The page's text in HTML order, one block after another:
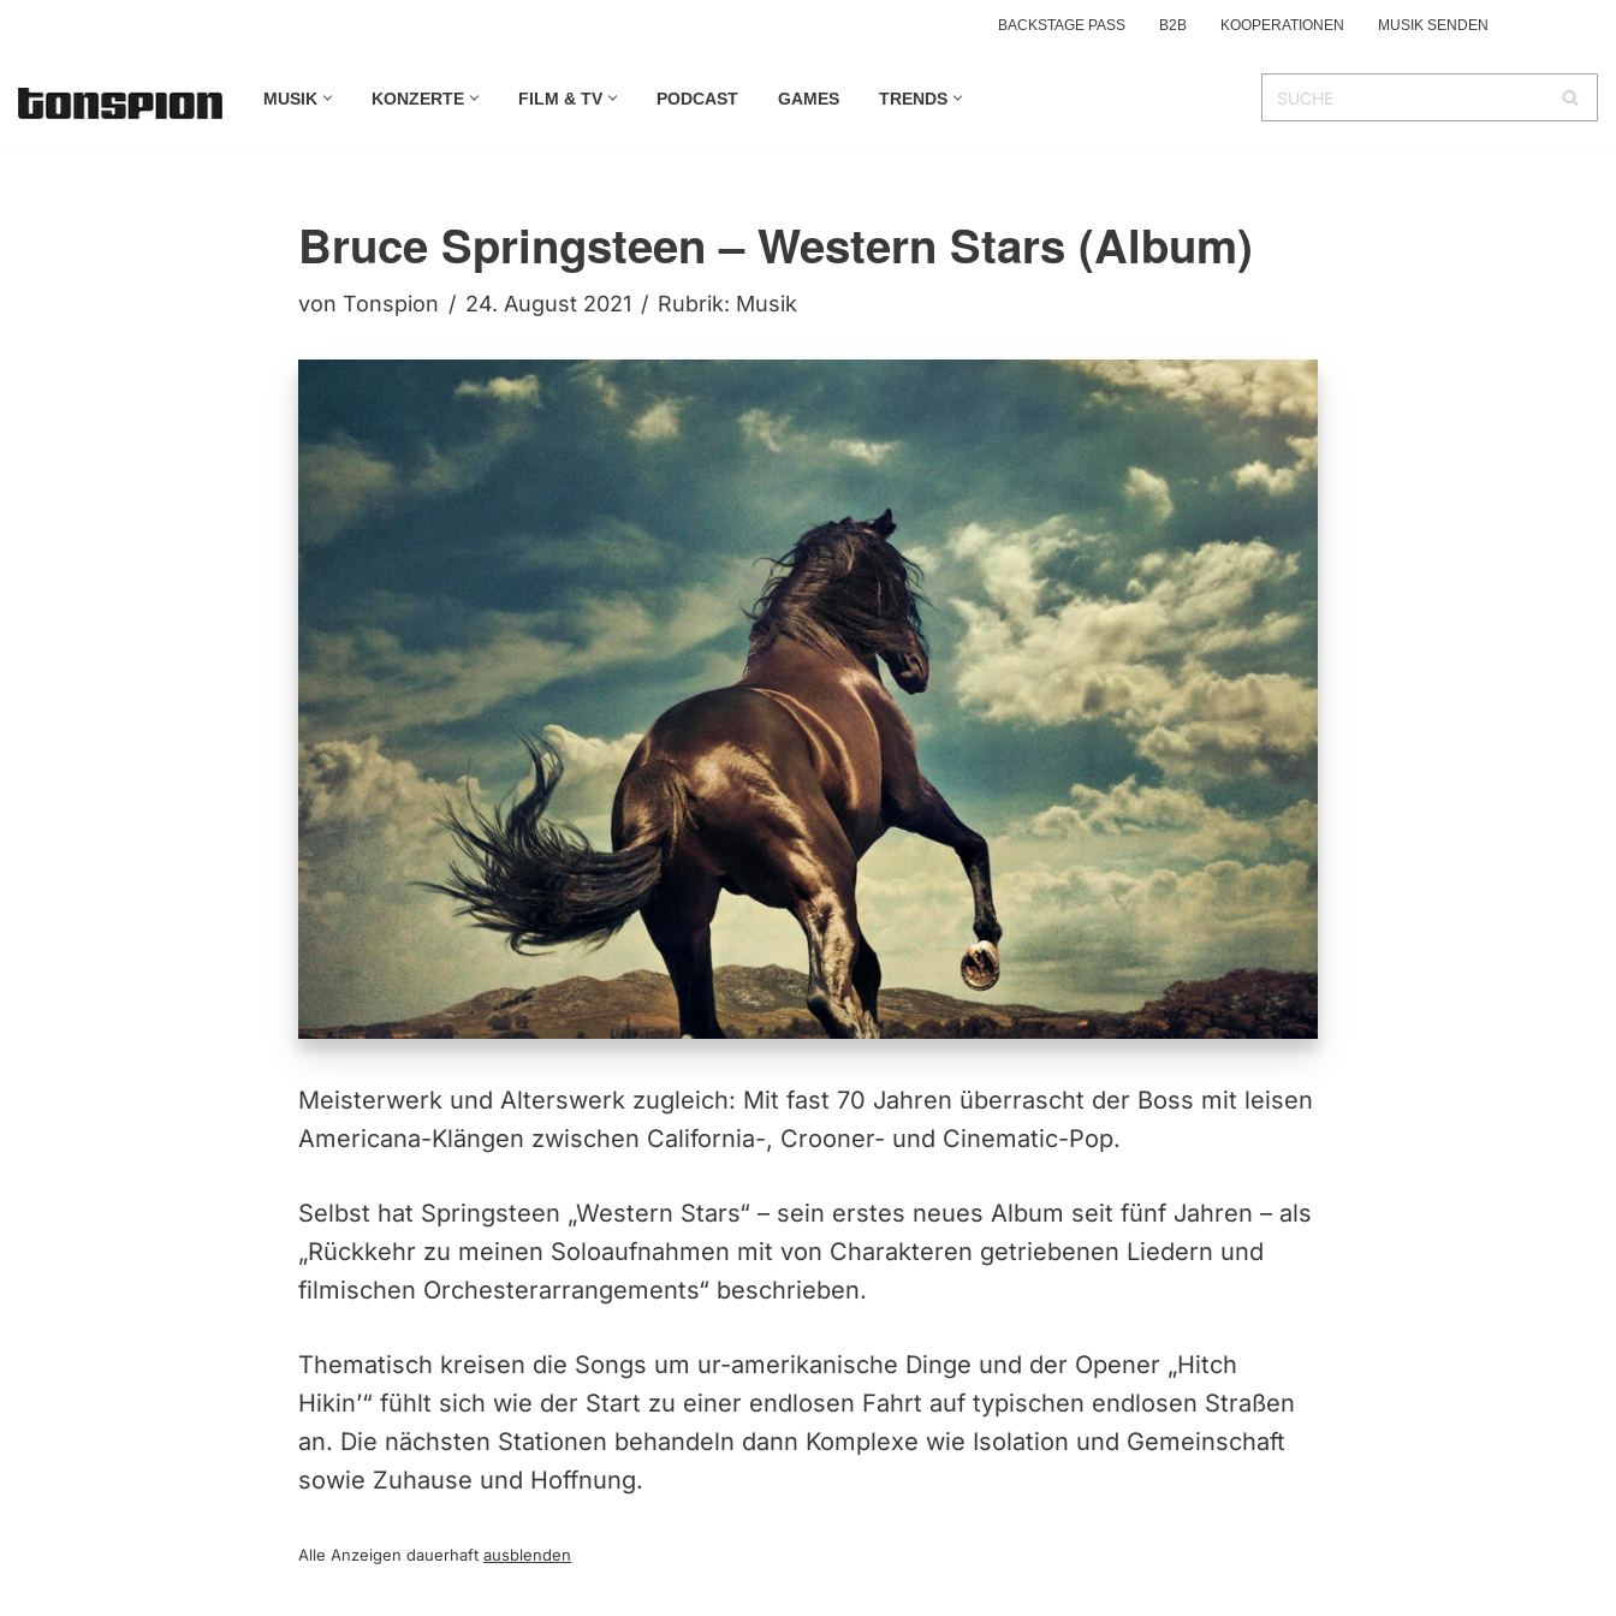
Inhalt
BACKSTAGE PASS B2B KOOPERATIONEN MUSIK SENDEN
MUSIK KONZERTE FILM & TV PODCAST GAMES TRENDS
Bruce Springsteen – Western Stars (Album)
vonTonspion 24. August 2021 Rubrik: Musik
Meisterwerk und Alterswerk zugleich: Mit fast 70 Jahren überrascht der Boss mit leisen
Americana-Klängen zwischen California-, Crooner- und Cinematic-Pop.
Selbst hat Springsteen „Western Stars“ – sein erstes neues Album seit fünf Jahren – als
„Rückkehr zu meinen Soloaufnahmen mit von Charakteren getriebenen Liedern und
filmischen Orchesterarrangements“ beschrieben.
Thematisch kreisen die Songs um ur-amerikanische Dinge und der Opener „Hitch
Hikin’“ fühlt sich wie der Start zu einer endlosen Fahrt auf typischen endlosen Straßen
an. Die nächsten Stationen behandeln dann Komplexe wie Isolation und Gemeinschaft
sowie Zuhause und Hoffnung.
Alle Anzeigen dauerhaftausblenden